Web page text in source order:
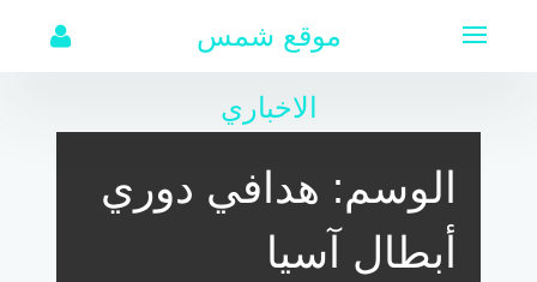
موقع شمس
الاخباري
الوسم: هدافي دوري
أبطال آسيا